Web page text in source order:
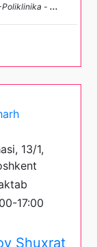
Poliklinika - ...
13/1,
17:00
Shuxrat